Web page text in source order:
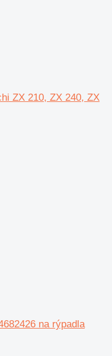
ZX 210, ZX 240, ZX
na rýpadla